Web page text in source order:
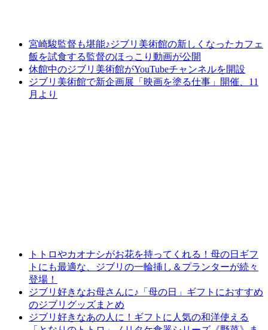
宮崎駿監督も堪能♪ジブリ美術館の新しくなったカフェ
飯を試食する監督のほっこり動画が公開
休館中のジブリ美術館がYouTubeチャンネルを開設
ジブリ美術館で新企画展「映画を塗る仕事」開催、11
月より
トトロやカオナシがお花を持ってくれる！母の日ギフ
トにも最適な、ジブリの一輪挿し＆プランターが続々
登場！
ジブリ好きなお母さんに♪「母の日」ギフトにおすすめ
のジブリグッズまとめ
ジブリ好きなあの人に！ギフトに人気の和洋使える